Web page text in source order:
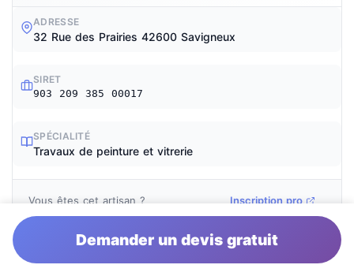
ADRESSE
32 Rue des Prairies 42600 Savigneux
SIRET
903 209 385 00017
SPÉCIALITÉ
Travaux de peinture et vitrerie
Vous êtes cet artisan ? Inscription pro
AJ PEINTURE Actif
Demander un devis gratuit